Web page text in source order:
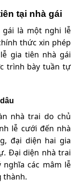
tại nhà gái
gái là một nghi lễ
thức xin phép
gia tiên nhà gái
trình bày tuần tự
nhà trai do chủ
lễ cưới đến nhà
đại diện hai gia
Đại diện nhà trai
các mâm lễ
thành.